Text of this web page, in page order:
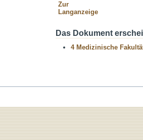
Zur
Langanzeige
Das Dokument
4 Medizinische